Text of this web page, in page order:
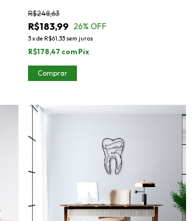
R$183,99
R$248,63
26% OFF
3xde R$61,33 sem juros
R$178,47 com Pix
Comprar